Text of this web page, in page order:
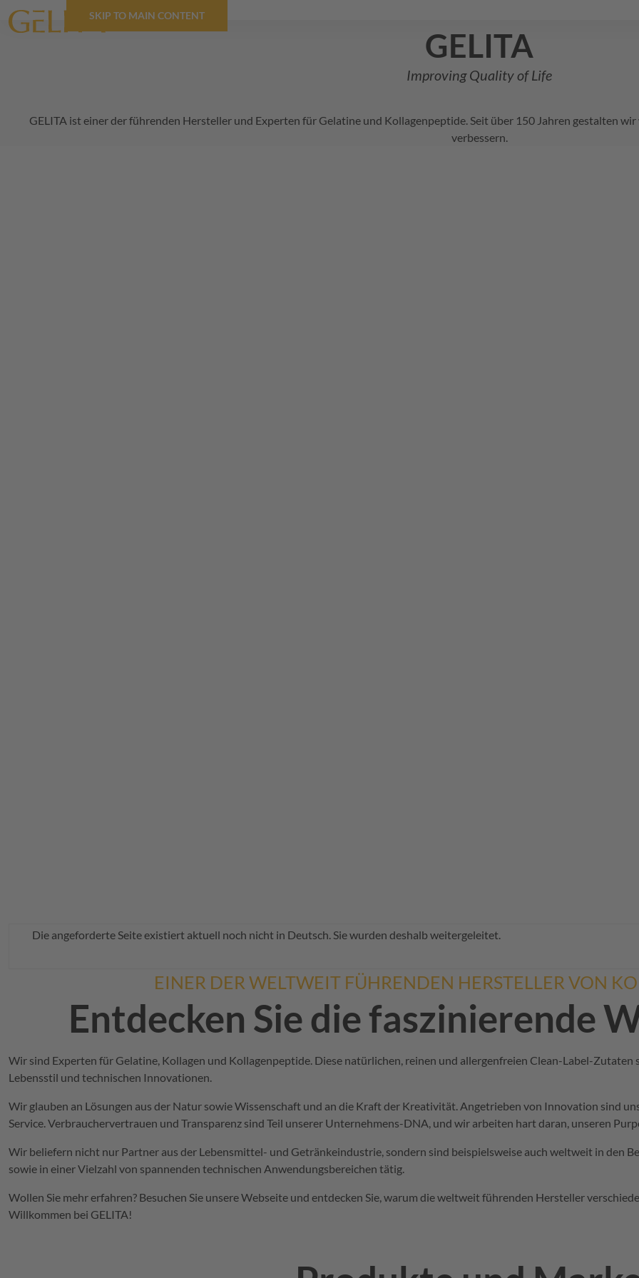
SKIP TO MAIN CONTENT GELITA
Improving Quality of Life
GELITA ist einer der führenden Hersteller und Experten für Gelatine und Kollagenpeptide. Seit über 150 Jahren gestalten
verbessern.
Warnmeldung
Die angeforderte Seite existiert aktuell noch nicht in Deutsch. Sie wurden deshalb weitergeleitet.
EINER DER WELTWEIT FÜHRENDEN HERSTELLER VON
Entdecken Sie die faszinierende
Wir sind Experten für Gelatine, Kollagen und Kollagenpeptide. Diese natürlichen, reinen und allergenfreien Clean-Label-Zutaten
Lebensstil und technischen Innovationen.
Wir glauben an Lösungen aus der Natur sowieWissenschaft und an die Kraft der Kreativität. Angetrieben von Innovation sind
Service. Verbrauchervertrauen und Transparenz sind Teil unserer Unternehmens-DNA, und wir arbeiten hart daran, unseren
Wir beliefern nicht nur Partner aus der Lebensmittel- und Getränkeindustrie, sondern sind beispielsweise auch weltweit in den
sowie in einer Vielzahl von spannenden technischen Anwendungsbereichen tätig.
Wollen Sie mehr erfahren? Besuchen Sie unsereWebseite und entdecken Sie, warum die weltweit führenden Hersteller
Willkommen bei GELITA!